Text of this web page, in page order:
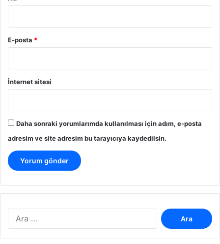
E-posta *
İnternet sitesi
Daha sonraki yorumlarımda kullanılması için adım, e-posta
adresim ve site adresim bu tarayıcıya kaydedilsin.
A